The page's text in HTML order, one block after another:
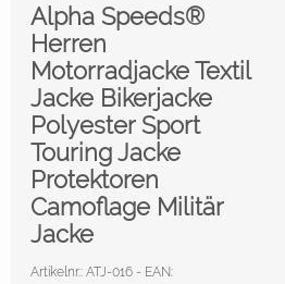
Alpha Speeds®
Herren
Motorradjacke Textil
Jacke Bikerjacke
Polyester Sport
Touring Jacke
Protektoren
Camoflage Militär
Jacke
Artikelnr.: ATJ-016 - EAN: